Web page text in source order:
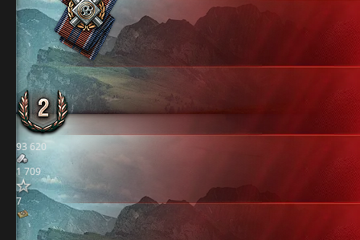
93 620
1 709
7